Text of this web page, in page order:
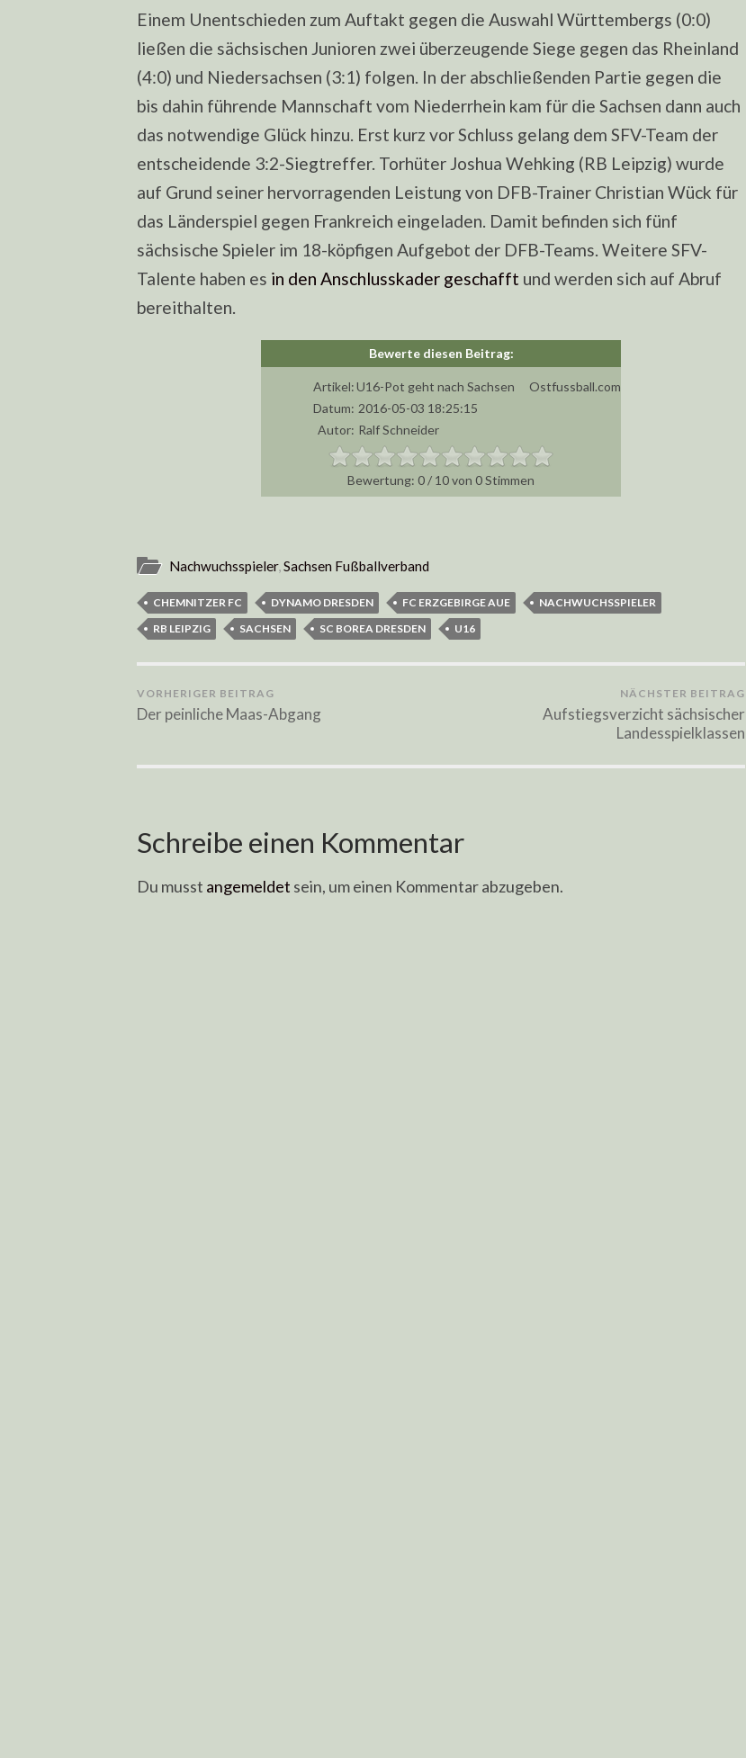
Einem Unentschieden zum Auftakt gegen die Auswahl Württembergs (0:0)
ließen die sächsischen Junioren zwei überzeugende Siege gegen das Rheinland
(4:0) und Niedersachsen (3:1) folgen. In der abschließenden Partie gegen die
bis dahin führende Mannschaft vom Niederrhein kam für die Sachsen dann auch
das notwendige Glück hinzu. Erst kurz vor Schluss gelang dem SFV-Team der
entscheidende 3:2-Siegtreffer. Torhüter Joshua Wehking (RB Leipzig) wurde
auf Grund seiner hervorragenden Leistung von DFB-Trainer Christian Wück für
das Länderspiel gegen Frankreich eingeladen. Damit befinden sich fünf
sächsische Spieler im 18-köpfigen Aufgebot der DFB-Teams. Weitere SFV-
Talente haben es in den Anschlusskader geschafft und werden sich auf Abruf
bereithalten.
Artikel:U16-Pot geht nach Sachsen
Ostfussball.com
Datum: 2016-05-03 18:25:15
Autor: Ralf Schneider
0/ 10von 0Stimmen
Nachwuchsspieler,Sachsen Fußballverband
CHEMNITZER FC DYNAMO DRESDEN FC ERZGEBIRGE AUE
NACHWUCHSSPIELER
RB LEIPZIG
SACHSEN SC BOREA DRESDEN U16
VORHERIGER BEITRAG
Der peinliche Maas-Abgang
NÄCHSTER BEITRAG
Aufstiegsverzicht sächsischer
Landesspielklassen
Schreibe einen Kommentar
Du musst angemeldet sein, um einen Kommentar abzugeben.